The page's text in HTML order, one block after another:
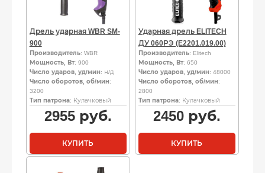
Дрель ударная WBR SM-
900
Производитель: WBR
Мощность, Вт: 900
Число ударов, уд/мин: н/д
Число оборотов, об/мин:
3200
Тип патрона: Кулачковый
2955руб.
КУПИТЬ
Ударная дрель ELITECH
ДУ 060РЭ (E2201.019.00)
Производитель: Elitech
Мощность, Вт: 650
Число ударов, уд/мин: 48000
Число оборотов, об/мин:
2800
Тип патрона: Кулачковый
2450руб.
КУПИТЬ